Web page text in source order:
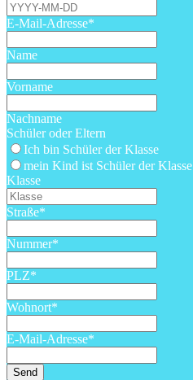
E-Mail-Adresse*
Name
Vorname
Nachname
Schüler oder Eltern
Ich bin Schüler der Klasse
mein Kind ist Schüler der Klasse
Klasse
Straße*
Nummer*
PLZ*
Wohnort*
E-Mail-Adresse*
Send